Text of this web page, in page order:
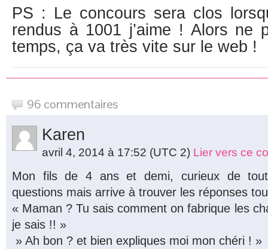
PS : Le concours sera clos
rendus à 1001 j’aime ! Alors ne
temps, ça va très vite sur le web !
96 commentaires
Karen
avril 4, 2014 à 17:52 (UTC 2) Lier vers ce
Mon fils de 4 ans et demi, curieux de
questions mais arrive à trouver les réponses
« Maman ? Tu sais comment on fabrique les
je sais !! »
» Ah bon ? et bien expliques moi mon chéri ! »